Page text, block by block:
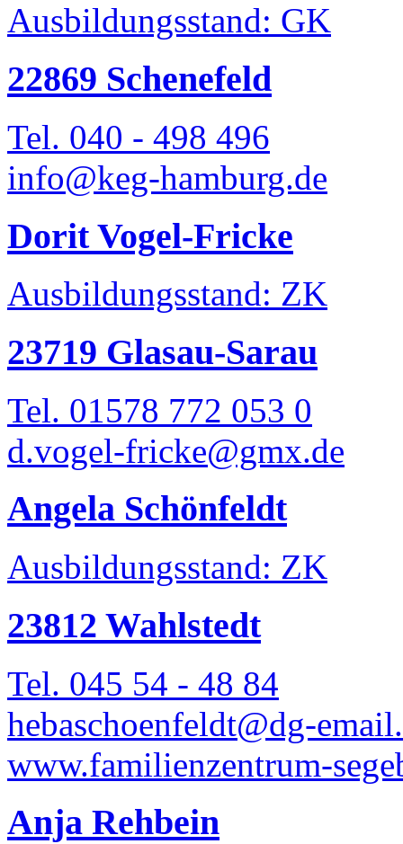
Ausbildungsstand: GK
22869 Schenefeld
Tel. 040 - 498 496
info@keg-hamburg.de
Dorit Vogel-Fricke
Ausbildungsstand: ZK
23719 Glasau-Sarau
Tel. 01578 772 053 0
d.vogel-fricke@gmx.de
Angela Schönfeldt
Ausbildungsstand: ZK
23812 Wahlstedt
Tel. 045 54 - 48 84
hebaschoenfeldt@dg-
www.familienzentrum-
Anja Rehbein